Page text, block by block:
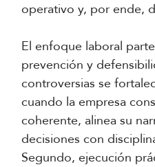
operativo y, por ende,
El enfoque laboral
prevención y
controversias se
cuando la empresa
coherente, alinea su
decisiones con
Segundo, ejecución